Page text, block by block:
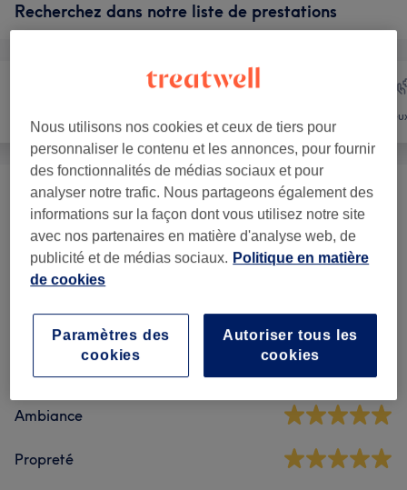
Recherchez dans notre liste de prestations
Massage Bien-être (2 ) 120 €
Avis sur l'établissement
5,0
Ambiance
Propreté
Nous utilisons nos cookies et ceux de tiers pour
personnaliser le contenu et les annonces, pour fournir
des fonctionnalités de médias sociaux et pour
analyser notre trafic. Nous partageons également des
informations sur la façon dont vous utilisez notre site
avec nos partenaires en matière d'analyse web, de
publicité et de médias sociaux. Politique en matière
de cookies
Autoriser tous les
cookies
Paramètres des
cookies